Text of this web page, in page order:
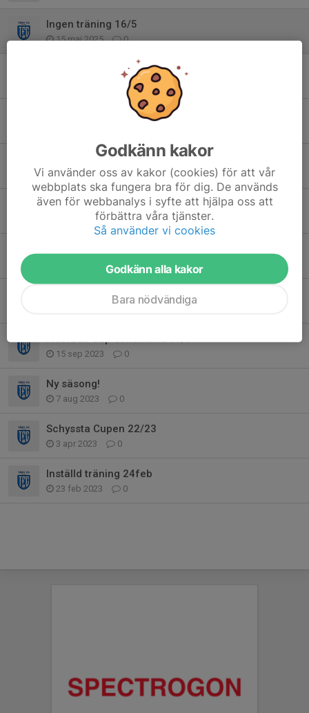
Ingen träning 16/5
15 maj 2025 0
Ingen vanlig träning 1/4!
0
Inställd träning 25:e oktober
Viktig information inför nya säsongen
27 aug 2024 0
Kvällens träning 10/5 inställd
10 maj 2024 0
0
OBS ! Ny hall tisdagsträningar fr.o.m. 9/4
15 sep 2023 0
Ny säsong!
7 aug 2023 0
Schyssta Cupen 22/23
3 apr 2023 0
Inställd träning 24feb
23 feb 2023 0
Godkänn kakor
Vi använder oss av kakor (cookies) för att vår
webbplats ska fungera bra för dig. De används
även för webbanalys i syfte att hjälpa oss att
förbättra våra tjänster.
Så använder vi cookies
Godkänn alla kakor
Bara nödvändiga